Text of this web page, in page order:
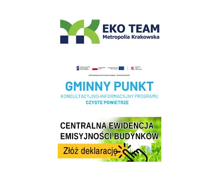
Realizacja Programu Czyste Powietrze w Gminie Wieliczka
Centrala Ewidencja Emisyjności Budynków - złóż deklarację